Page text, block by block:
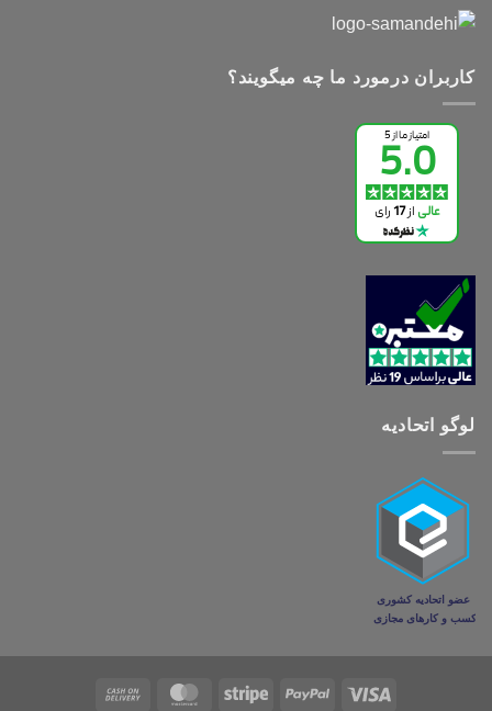
کاربران درمورد ما چه میگویند؟
لوگو اتحادیه